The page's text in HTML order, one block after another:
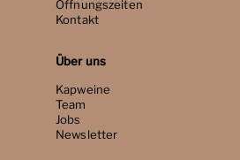
Öffnungszeiten
Kontakt
Über uns
Kapweine
Team
Jobs
Newsletter